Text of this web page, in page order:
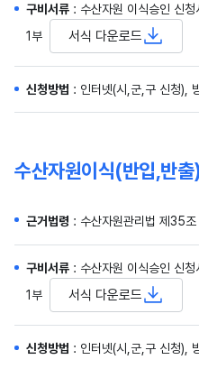
구비서류 : 수산자원 이식승인 신
1부
서식 다운로드
신청방법 : 인터넷(시,군,구 신청),
수산자원이식(반입,반
근거법령 : 수산자원관리법 제35
구비서류 : 수산자원 이식승인 신
1부
서식 다운로드
신청방법 : 인터넷(시,군,구 신청),